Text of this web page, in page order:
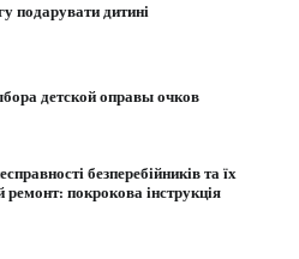
подарувати дитині
детской оправы очков
безперебійників та їх
ремонт: покрокова інструкція